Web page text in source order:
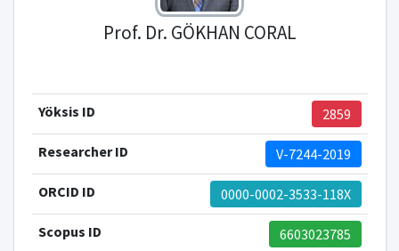
Prof. Dr. GÖKHAN CORAL
Yöksis ID 2859
Researcher ID V-7244-2019
ORCID ID 0000-0002-3533-118X
Scopus ID 6603023785